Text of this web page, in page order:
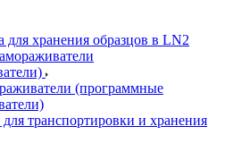
хранения образцов в LN2
(программные
транспортировки и хранения